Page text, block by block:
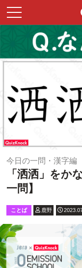
今日の一問・漢字編
「洒洒」をか
一問】
ことば 鹿野